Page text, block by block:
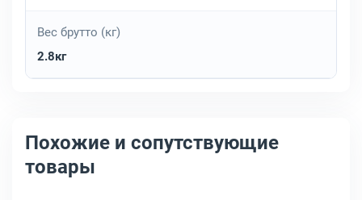
Вес брутто (кг)
2.8кг
Похожие и сопутствующие
товары